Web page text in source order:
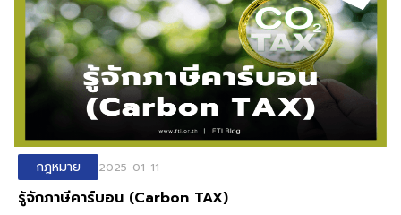
กฎหมาย 2025-01-11
รู้จักภาษีคาร์บอน (Carbon TAX)